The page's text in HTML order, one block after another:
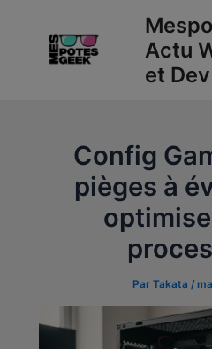
Actu
et Dev
Config
pièges à
Par Takata /
articles